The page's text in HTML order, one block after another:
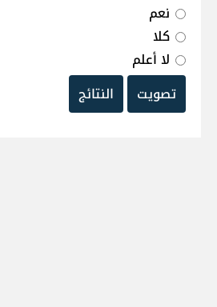
نعم
كلا
لا أعلم
تصويت
النتائج